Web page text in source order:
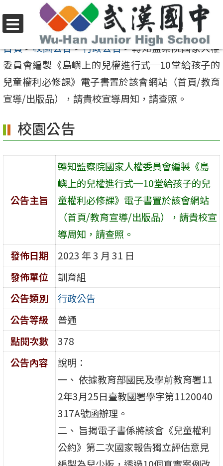
至
要
內
容
選
單
首頁>校園公告>行政公告>轉知監察院國家人權
委員會編製《島嶼上的兒權進行式─10堂給孩子的
兒童權利必修課》電子書置於該會網站（首頁/教育
宣導/出版品），請貴校宣導周知，請查照。
校園公告
公告主旨
轉知監察院國家人權委員會編製《島
嶼上的兒權進行式─10堂給孩子的兒
童權利必修課》電子書置於該會網站
（首頁/教育宣導/出版品），請貴校宣
導周知，請查照。
發佈日期
2023 年 3 月 31 日
發佈單位
訓育組
公告類別
行政公告
公告等級
普通
點閱次數
378
公告內容
說明：
一、 依據教育部國民及學前教育署11
2年3月25日臺教國署學字第1120040
317A號函辦理。
二、 旨揭電子書係將該會《兒童權利
公約》第二次國家報告獨立評估意見